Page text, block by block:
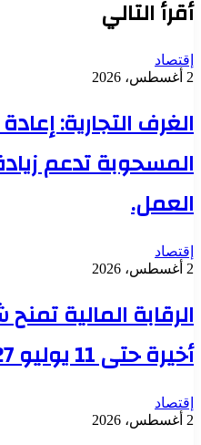
أقرأ التالي
إقتصاد
2 أغسطس، 2026
الغرف التجارية:
المسحوبة تدعم
العمل.
إقتصاد
2 أغسطس، 2026
الرقابة المالية
أخيرة حتى 11 يوليو 2027
إقتصاد
2 أغسطس، 2026